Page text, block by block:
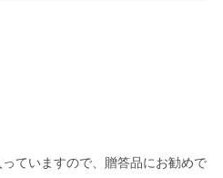
ていますので、贈答品にお勧めで